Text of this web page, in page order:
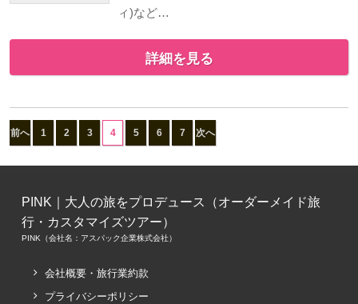
ィ)など…
詳細を見る
前へ 1 2 3 4 5 6 7 次へ
PINK｜大人の旅をプロデュース（オーダーメイド旅
行・カスタマイズツアー）
PINK（会社名：アスパック企業株式会社）
会社概要・旅行業約款
プライバシーポリシー